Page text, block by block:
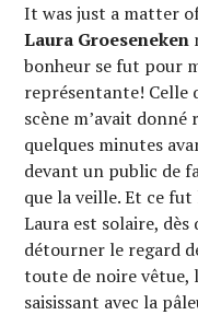
It was just a matter
Laura Groeseneken
bonheur se fut pour
représentante! Celle
scène m’avait
quelques minutes
devant un public de
que la veille. Et ce
Laura est solaire,
détourner le regard
toute de noire vêtue,
saisissant avec la